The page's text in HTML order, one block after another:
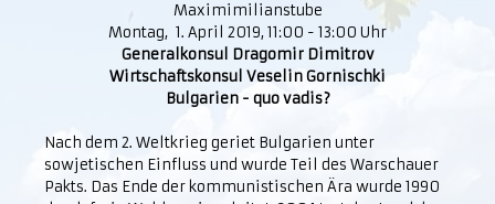
Maximimilianstube
Montag, 1. April 2019, 11:00 - 13:00 Uhr
Generalkonsul Dragomir Dimitrov
Wirtschaftskonsul Veselin Gornischki
Bulgarien - quo vadis?
Nach dem 2. Weltkrieg geriet Bulgarien unter
sowjetischen Einfluss und wurde Teil des Warschauer
Pakts. Das Ende der kommunistischen Ära wurde 1990